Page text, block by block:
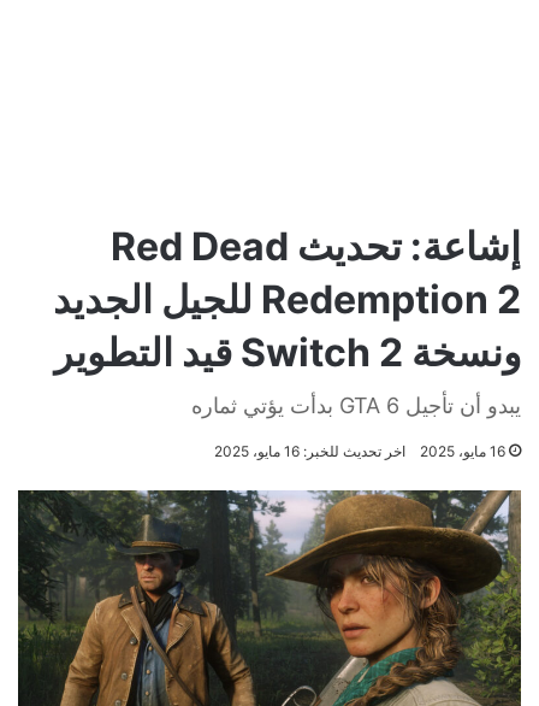
إشاعة: تحديث Red Dead
Redemption 2 للجيل الجديد
ونسخة Switch 2 قيد التطوير
يبدو أن تأجيل GTA 6 بدأت يؤتي ثماره
16 مايو، 2025 اخر تحديث للخبر: 16 مايو، 2025